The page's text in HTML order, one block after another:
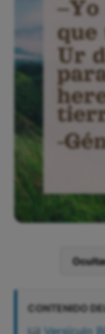
CONTENIDO
Versículo